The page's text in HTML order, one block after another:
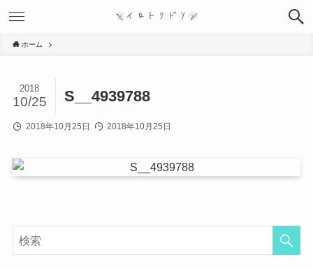
ホーム
S__4939788
2018
10/25
2018年10月25日 2018年10月25日